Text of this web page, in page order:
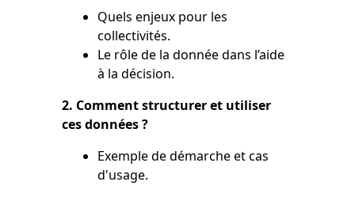
Quels enjeux pour les
collectivités.
Le rôle de la donnée dans l’aide
à la décision.
2. Comment structurer et utiliser
ces données ?
Exemple de démarche et cas
d'usage.